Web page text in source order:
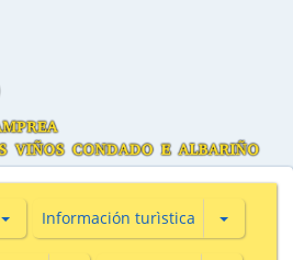
Subsecciones de O Concello
Información turìstica